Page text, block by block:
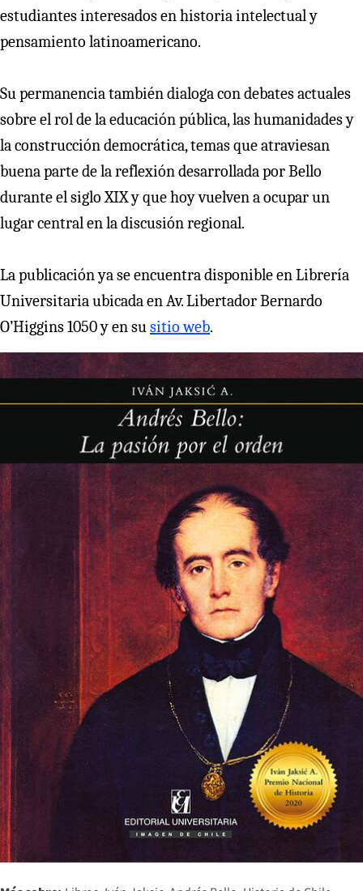
estudiantes interesados en historia intelectual y
pensamiento latinoamericano.
Su permanencia también dialoga con debates actuales
sobre el rol de la educación pública, las humanidades y
la construcción democrática, temas que atraviesan
buena parte de la reflexión desarrollada por Bello
durante el siglo XIX y que hoy vuelven a ocupar un
lugar central en la discusión regional.
La publicación ya se encuentra disponible en Librería
Universitaria ubicada en Av. Libertador Bernardo
O’Higgins 1050 y en susitio web.